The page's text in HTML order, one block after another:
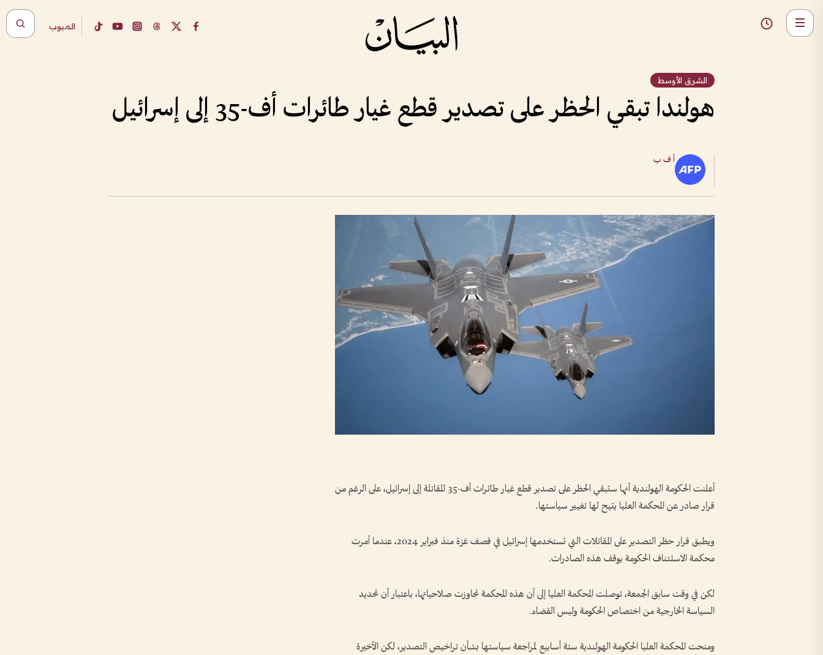
المبوب
الشرق الأوسط
هولندا تبقي الحظر على تصدير قطع غيار طائرات أف-35 إلى إسرائيل
أ ف ب
أعلنت الحكومة الهولندية أنها ستبقي الحظر على تصدير قطع غيار طائرات أف-35 المقاتلة إلى إسرائيل، على الرغم من
قرار صادر عن المحكمة العليا يتيح لها تغيير سياستها.
ويطبق قرار حظر التصدير على المقاتلات التي تستخدمها إسرائيل في قصف غزة منذ فبراير 2024، عندما أمرت
محكمة الاستئناف الحكومة بوقف هذه الصادرات.
لكن في وقت سابق الجمعة، توصلت المحكمة العليا إلى أن هذه المحكمة تجاوزت صلاحياتها، باعتبار أن تحديد
السياسة الخارجية من اختصاص الحكومة وليس القضاء.
ومنحت المحكمة العليا الحكومة الهولندية ستة أسابيع لمراجعة سياستها بشأن تراخيص التصدير، لكن الأخيرة